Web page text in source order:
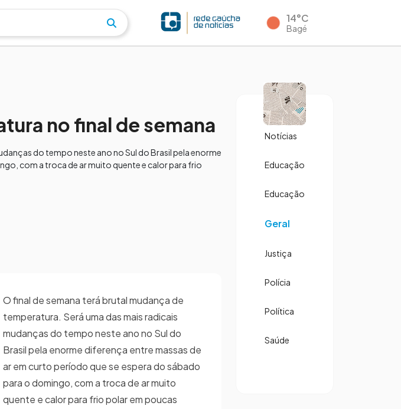
14°C
Bagé
no final de semana
do tempo neste ano no Sul do Brasil pela enorme
com a troca de ar muito quente e calor para frio
O final de semana terá brutal mudança de
temperatura. Será uma das mais radicais
mudanças do tempo neste ano no Sul do
Brasil pela enorme diferença entre massas de
ar em curto período que se espera do sábado
para o domingo, com a troca de ar muito
quente e calor para frio polar em poucas
Notícias
Educação
Educação
Geral
Justiça
Polícia
Política
Saúde